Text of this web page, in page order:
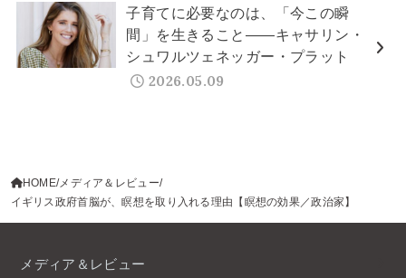
子育てに必要なのは、「今この瞬
間」を生きること——キャサリン・
シュワルツェネッガー・プラット
2026.05.09
HOME メディア＆レビュー
イギリス政府首脳が、瞑想を取り入れる理由【瞑想の効果／政治家】
メディア＆レビュー